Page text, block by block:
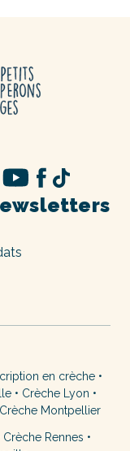
en crèche•
• Crèche Lyon •
Crèche Montpellier
Crèche Rennes •